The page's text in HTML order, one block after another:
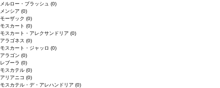
メルロー・ブラッシュ (0)
メンシア (0)
モーザック (0)
モスカート (0)
モスカート・アレクサンドリア (0)
アラゴネス (0)
モスカート・ジャッロ (0)
アラゴン (0)
レブーラ (0)
モスカテル (0)
アリアニコ (0)
モスカテル・デ・アレハンドリア (0)